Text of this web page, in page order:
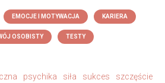
EMOCJE I MOTYWACJA KARIERA
OSOBISTY TESTY
psychika siła sukces szczęście